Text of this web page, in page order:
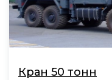
Кран 50 тонн